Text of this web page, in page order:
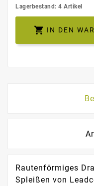
Lagerbestand: 4 Artikel
 IN DEN
Rautenförmiges
Spleißen von